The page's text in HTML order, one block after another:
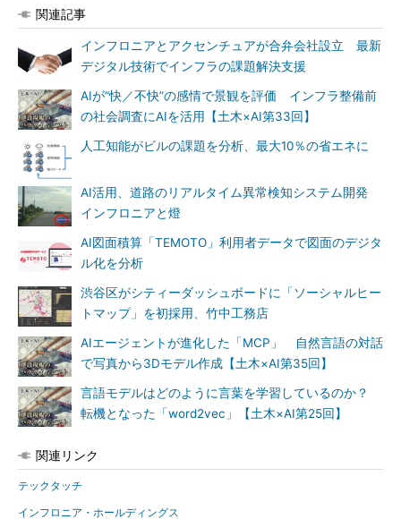
関連記事
インフロニアとアクセンチュアが合弁会社設立 最新
デジタル技術でインフラの課題解決支援
AIが“快／不快”の感情で景観を評価 インフラ整備前
の社会調査にAIを活用【土木×AI第33回】
人工知能がビルの課題を分析、最大10％の省エネに
AI活用、道路のリアルタイム異常検知システム開発
インフロニアと燈
AI図面積算「TEMOTO」利用者データで図面のデジタ
ル化を分析
渋谷区がシティーダッシュボードに「ソーシャルヒー
トマップ」を初採用、竹中工務店
AIエージェントが進化した「MCP」 自然言語の対話
で写真から3Dモデル作成【土木×AI第35回】
言語モデルはどのように言葉を学習しているのか？
転機となった「word2vec」【土木×AI第25回】
関連リンク
テックタッチ
インフロニア・ホールディングス